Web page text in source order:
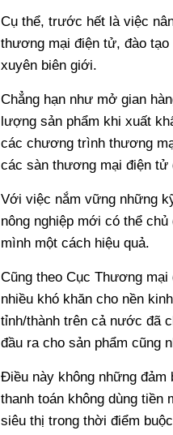
Cụ thể, trước hết là việc
thương mại điện tử, đào
xuyên biên giới.
Chẳng hạn như mở gian
lượng sản phẩm khi xuất
các chương trình thương
các sàn thương mại điện tử
Với việc nắm vững những
nông nghiệp mới có thể
mình một cách hiệu quả.
Cũng theo Cục Thương
nhiều khó khăn cho nền
tỉnh/thành trên cả nước đã
đầu ra cho sản phẩm cũng
Điều này không những đảm
thanh toán không dùng tiền
siêu thị trong thời điểm